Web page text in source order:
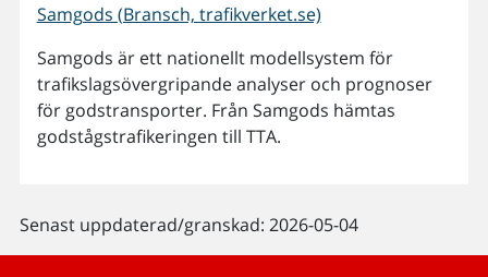
Samgods (Bransch, trafikverket.se)
Samgods är ett nationellt modellsystem för
trafikslagsövergripande analyser och prognoser
för godstransporter. Från Samgods hämtas
godstågstrafikeringen till TTA.
Senast uppdaterad/granskad: 2026-05-04